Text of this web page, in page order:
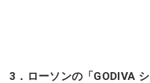
3．ローソンの「GODIVA